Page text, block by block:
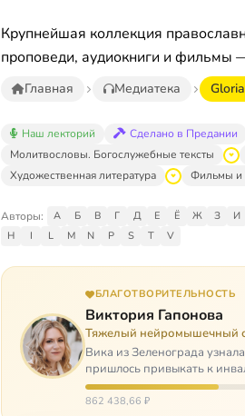
Крупнейшая коллекция
проповеди, аудиокниги и фильмы
Главная Медиатека
Наш лекторий Сделано в Предании
Молитвословы. Богослужебные тексты
Художественная литература
Фильмы и
Авторы: А Б В Г Д Е Ё Ж З И
H
I L M N P S T V
БЛАГОТВОРИТЕЛЬНОСТЬ
Виктория Гапонова
Тяжелый нейромышечный
Вика из Зеленограда
пришлось привыкать к
растущей беспом…
862 438,66 ₽